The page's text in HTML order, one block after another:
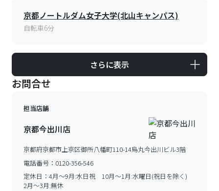
京都ノートルダム女子大学(北山キャンパス)
自転車6分
さらに表示
お問合せ
担当店舗
京都今出川店
京都府京都市上京区御所八幡町110-14烏丸今出川ビル3階
電話番号： 0120-356-546
定休日： 4月～9月:水日祝 10月～1月:水曜日(祝日を除く)
2月～3月:無休